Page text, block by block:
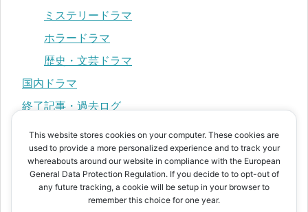
ミステリードラマ
ホラードラマ
歴史・文芸ドラマ
国内ドラマ
終了記事・過去ログ
プライバシーポリシー
運営者情報
お問い合わせ
This website stores cookies on your computer. These cookies are
used to provide a more personalized experience and to track your
whereabouts around our website in compliance with the European
General Data Protection Regulation. If you decide to to opt-out of
any future tracking, a cookie will be setup in your browser to
remember this choice for one year.